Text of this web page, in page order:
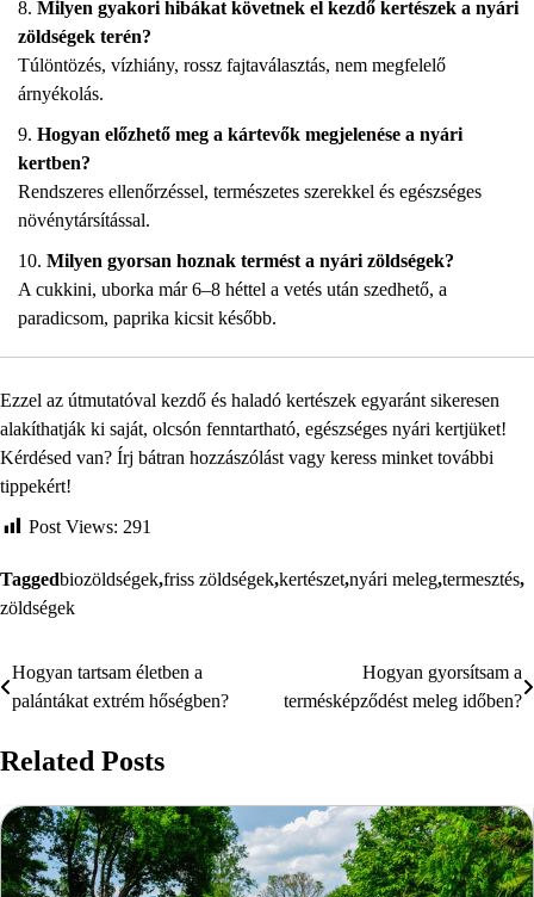
Milyen gyakori hibákat követnek el kezdő kertészek a nyári
zöldségek terén?
Túlöntözés, vízhiány, rossz fajtaválasztás, nem megfelelő
árnyékolás.
Hogyan előzhető meg a kártevők megjelenése a nyári
kertben?
Rendszeres ellenőrzéssel, természetes szerekkel és egészséges
növénytársítással.
Milyen gyorsan hoznak termést a nyári zöldségek?
A cukkini, uborka már 6–8 héttel a vetés után szedhető, a
paradicsom, paprika kicsit később.
Ezzel az útmutatóval kezdő és haladó kertészek egyaránt sikeresen
alakíthatják ki saját, olcsón fenntartható, egészséges nyári kertjüket!
Kérdésed van? Írj bátran hozzászólást vagy keress minket további
tippekért!
Post Views: 291
Taggedbiozöldségek,friss zöldségek,kertészet,nyári meleg,termesztés,
zöldségek
Bejegyzés
navigáció
Hogyan tartsam életben a
palántákat extrém hőségben?
Hogyan gyorsítsam a
termésképződést meleg időben?
Related Posts